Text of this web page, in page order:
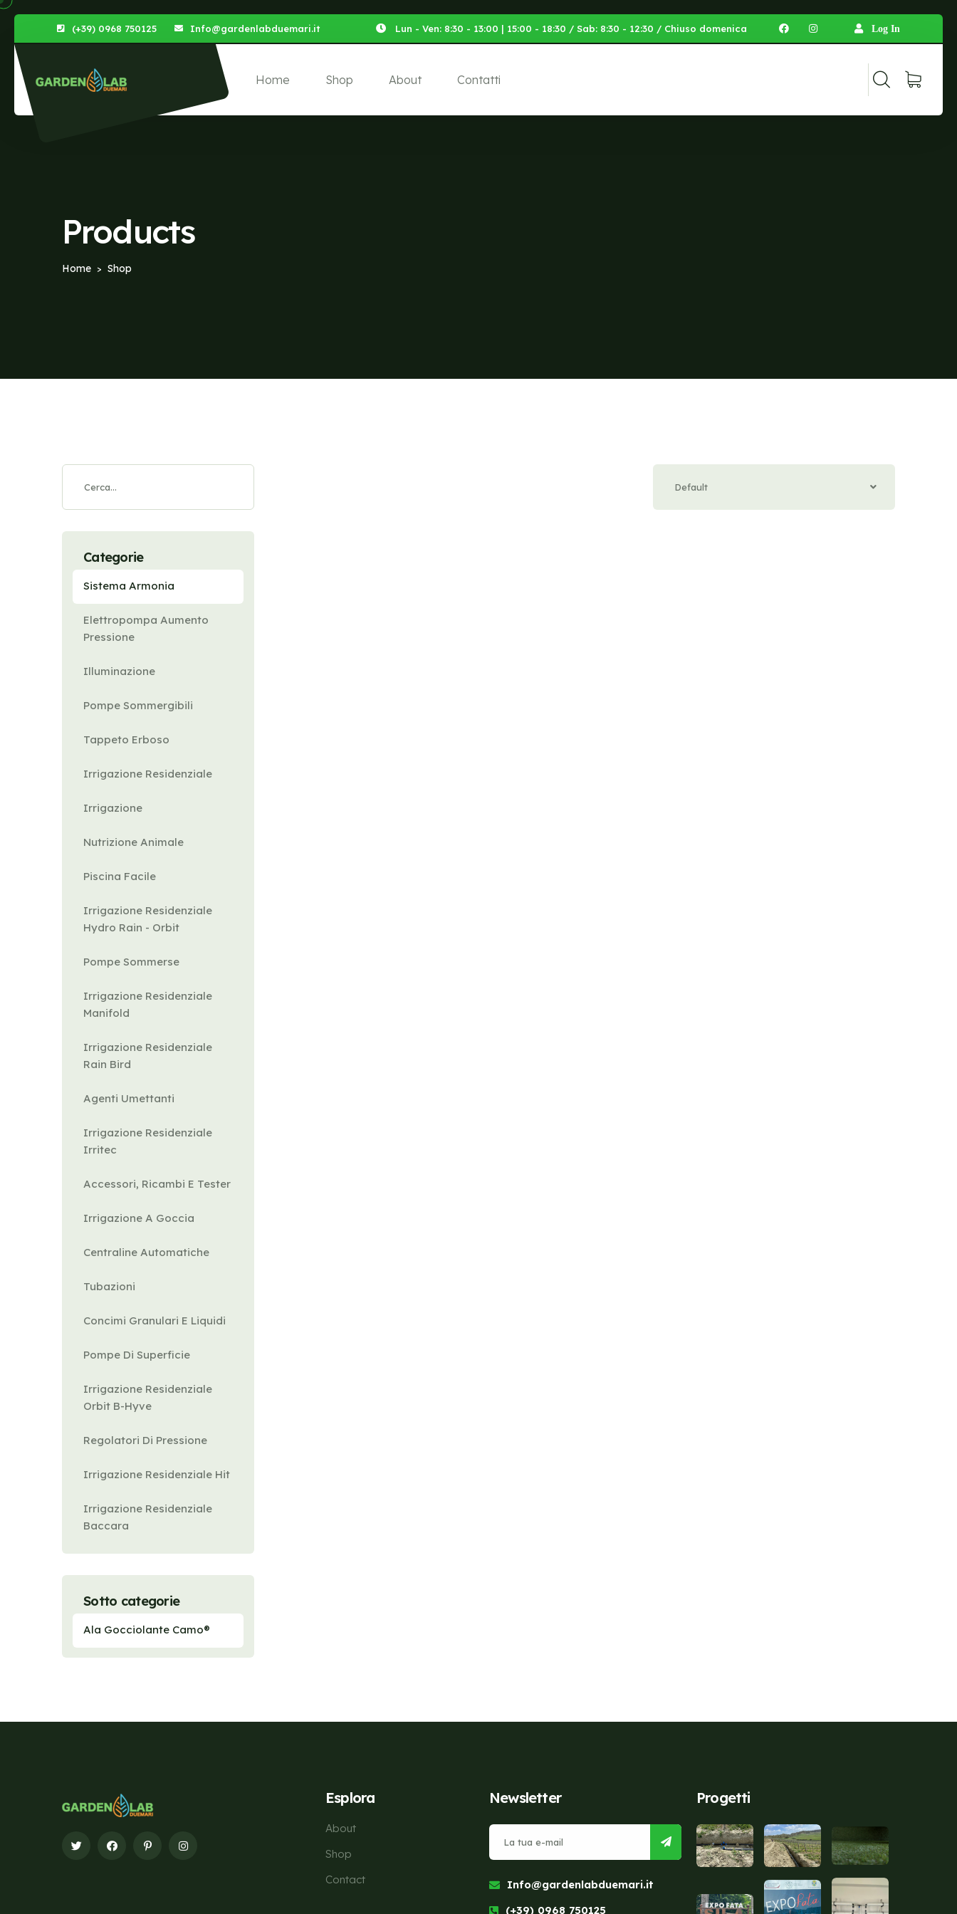
(+39) 0968 750125 Info@gardenlabduemari.it Lun - Ven: 8:30 - 13:00 | 15:00 - 18:30 / Sab: 8:30 - 12:30 / Chiuso domenica Log In
Home Shop About Contatti
Products
Home > Shop
Categorie
Sistema Armonia
Elettropompa Aumento
Pressione
Illuminazione
Pompe Sommergibili
Tappeto Erboso
Irrigazione Residenziale
Irrigazione
Nutrizione Animale
Piscina Facile
Irrigazione Residenziale
Hydro Rain - Orbit
Pompe Sommerse
Irrigazione Residenziale
Manifold
Irrigazione Residenziale
Rain Bird
Agenti Umettanti
Irrigazione Residenziale
Irritec
Accessori, Ricambi E Tester
Irrigazione A Goccia
Centraline Automatiche
Tubazioni
Concimi Granulari E Liquidi
Pompe Di Superficie
Irrigazione Residenziale
Orbit B-Hyve
Regolatori Di Pressione
Irrigazione Residenziale Hit
Irrigazione Residenziale
Baccara
Sotto categorie
Ala Gocciolante Camo®
Default
Esplora
About
Shop
Contact
Newsletter
Info@gardenlabduemari.it
(+39) 0968 750125
Progetti